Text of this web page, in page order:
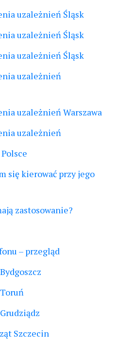
uzależnień Śląsk
uzależnień Śląsk
uzależnień Śląsk
uzależnień
uzależnień Warszawa
uzależnień
się kierować przy jego
zastosowanie?
– przegląd
Szczecin